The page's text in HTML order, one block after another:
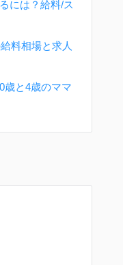
には？給料/ス
料相場と求人
歳と4歳のママ